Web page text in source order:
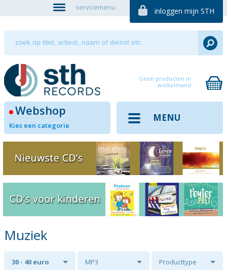
servicemenu inloggen mijn STH
Geen producten in
winkelmand
Webshop
Kies een categorie
MENU
Muziek
30 - 40 euro MP3 Producttype